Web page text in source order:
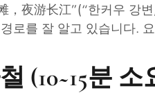
，夜游长江”(“한커우 강
로를 잘 알고 있습니다.
(10~15분